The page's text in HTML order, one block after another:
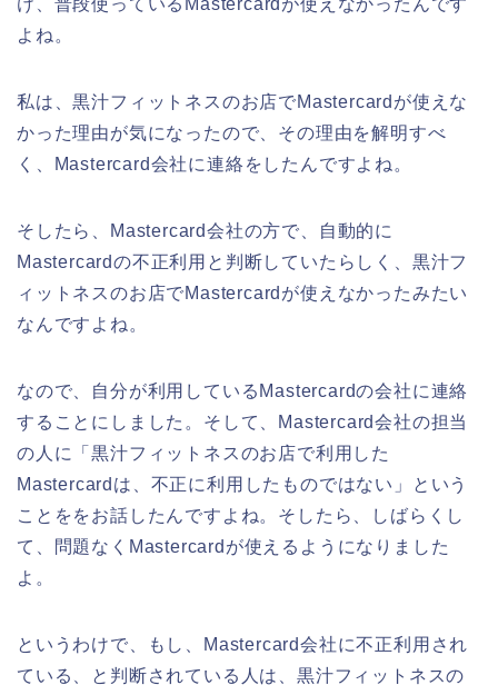
よね。
私は、黒汁フィットネスのお店でMastercardが使えな
かった理由が気になったので、その理由を解明すべ
く、Mastercard会社に連絡をしたんですよね。
そしたら、Mastercard会社の方で、自動的に
Mastercardの不正利用と判断していたらしく、黒汁フ
ィットネスのお店でMastercardが使えなかったみたい
なんですよね。
なので、自分が利用しているMastercardの会社に連絡
することにしました。そして、Mastercard会社の担当
の人に「黒汁フィットネスのお店で利用した
Mastercardは、不正に利用したものではない」という
ことををお話したんですよね。そしたら、しばらくし
て、問題なくMastercardが使えるようになりました
よ。
というわけで、もし、Mastercard会社に不正利用され
ている、と判断されている人は、黒汁フィットネスの